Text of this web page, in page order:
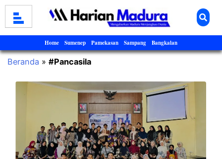
Home Sumenep Pamekasan Sampang Bangkalan
Beranda » #Pancasila